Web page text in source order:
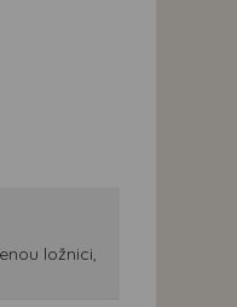
ložnici,